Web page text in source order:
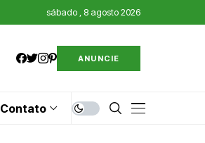
sábado , 8 agosto 2026
ANUNCIE
Contato